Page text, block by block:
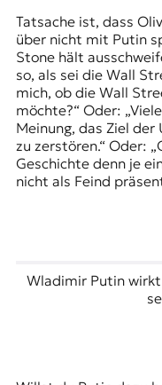
Tatsache ist, dass
über nicht mit Putin
Stone hält
so, als sei die Wall
mich, ob die Wall
möchte?“ Oder:
Meinung, das Ziel
zu zerstören.“ Oder:
Geschichte denn je
nicht als Feind
Wladimir Putin